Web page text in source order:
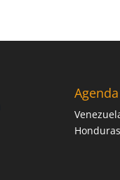
Agenda
Honduras